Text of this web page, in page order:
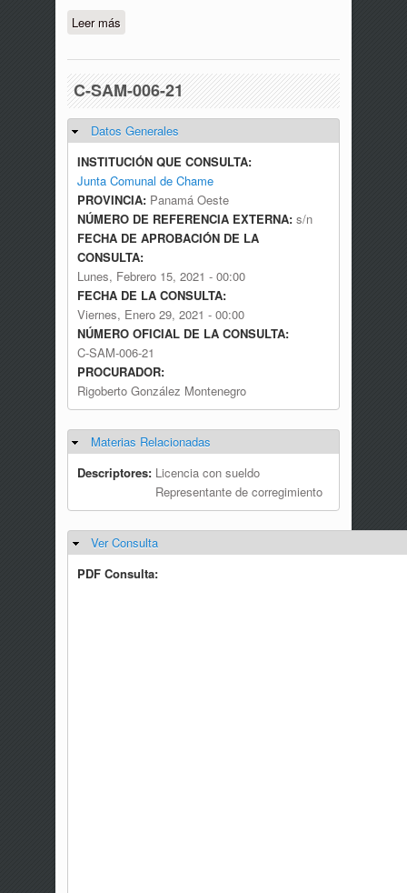
Leer más
C-SAM-006-21
Ocultar
Datos Generales
INSTITUCIÓN QUE CONSULTA:
Junta Comunal de Chame
PROVINCIA: Panamá Oeste
NÚMERO DE REFERENCIA EXTERNA: s/n
FECHA DE APROBACIÓN DE LA
CONSULTA:
Lunes, Febrero 15, 2021 - 00:00
FECHA DE LA CONSULTA:
Viernes, Enero 29, 2021 - 00:00
NÚMERO OFICIAL DE LA CONSULTA:
C-SAM-006-21
PROCURADOR:
Rigoberto González Montenegro
Ocultar
Materias Relacionadas
Descriptores: Licencia con sueldo
Representante de corregimiento
Ocultar
Ver Consulta
PDF Consulta: